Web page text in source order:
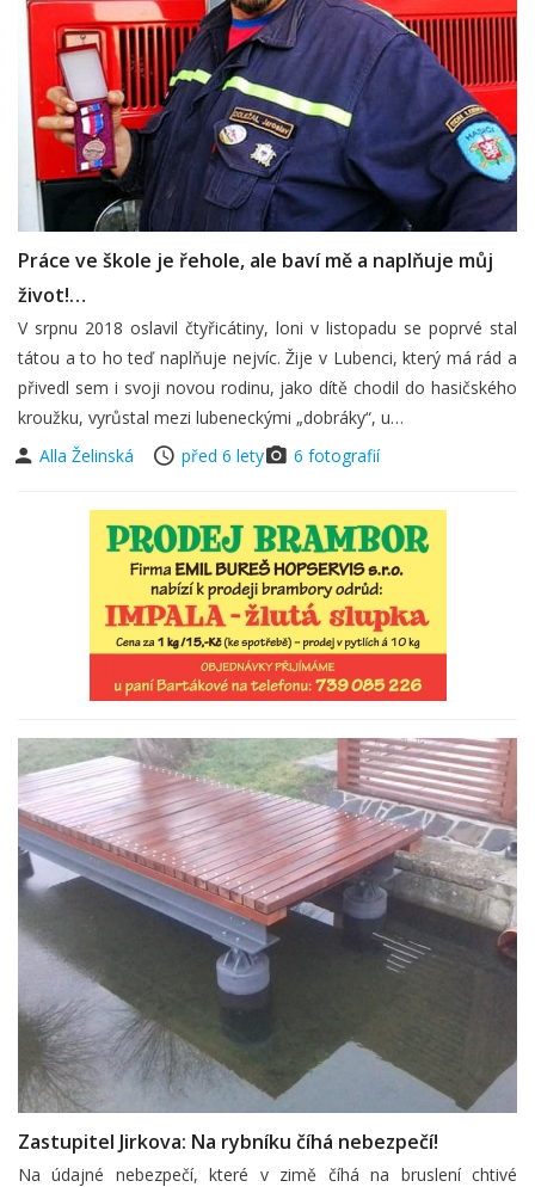
Práce ve škole je řehole, ale baví mě a naplňuje můj
život!…
V srpnu 2018 oslavil čtyřicátiny, loni v listopadu se poprvé stal
tátou a to ho teď naplňuje nejvíc. Žije v Lubenci, který má rád a
přivedl sem i svoji novou rodinu, jako dítě chodil do hasičského
kroužku, vyrůstal mezi lubeneckými „dobráky“, u…
Alla Želinská
před 6 lety 6 fotografií
Zastupitel Jirkova: Na rybníku číhá nebezpečí!
Na údajné nebezpečí, které v zimě číhá na bruslení chtivé